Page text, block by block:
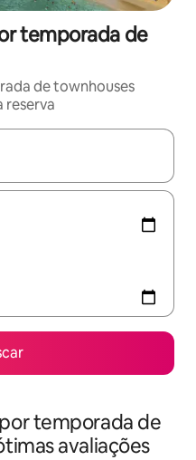
temporada de
de townhouses
reserva
disponíveis, explore-os
temporada de
avaliações